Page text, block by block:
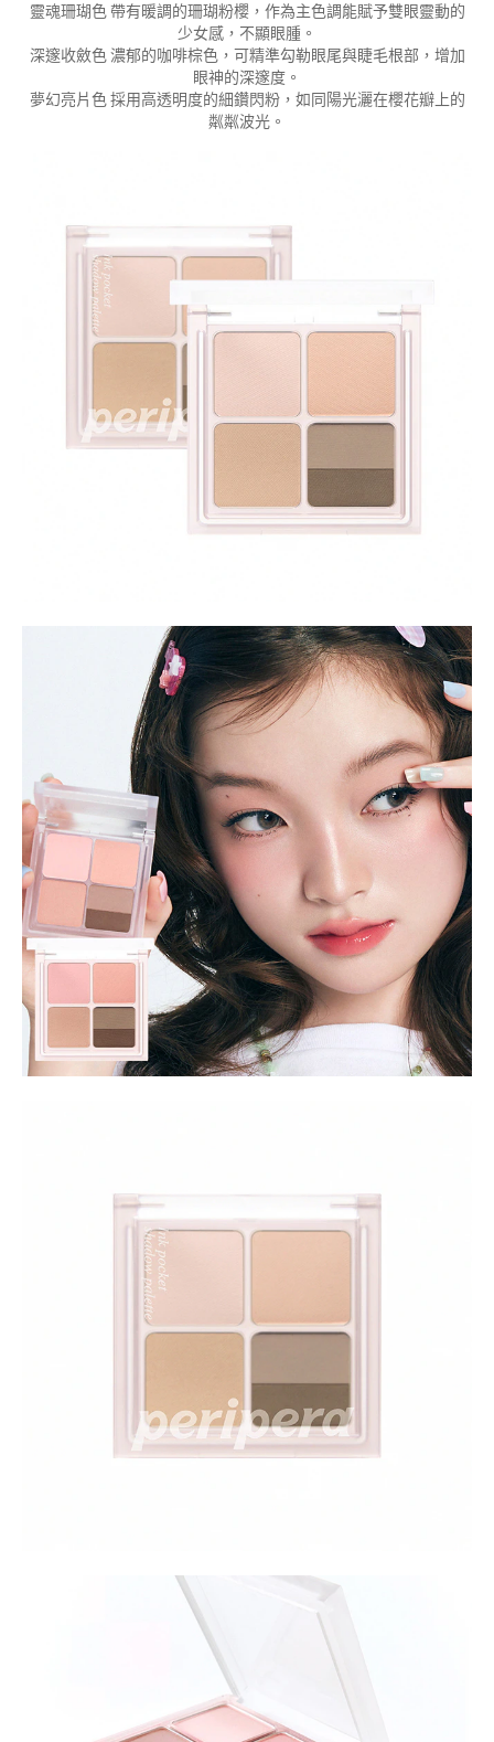
靈魂珊瑚色 帶有暖調的珊瑚粉櫻，作為主色調能賦予雙眼靈動的
少女感，不顯眼腫。
深邃收斂色 濃郁的咖啡棕色，可精準勾勒眼尾與睫毛根部，增加
眼神的深邃度。
夢幻亮片色 採用高透明度的細鑽閃粉，如同陽光灑在櫻花瓣上的
粼粼波光。